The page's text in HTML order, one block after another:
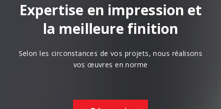
Expertise en impression et
la meilleure finition
Selon les circonstances de vos projets, nous réalisons
vos œuvres en norme